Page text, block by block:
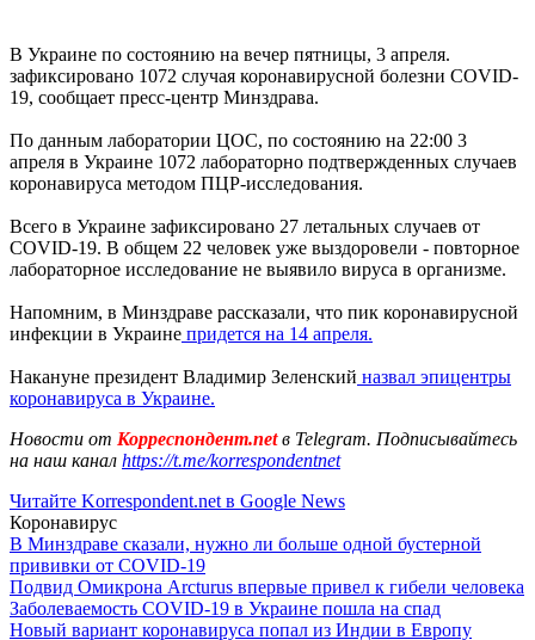
В Украине по состоянию на вечер пятницы, 3 апреля.
зафиксировано 1072 случая коронавирусной болезни COVID-
19, сообщает пресс-центр Минздрава.
По данным лаборатории ЦОС, по состоянию на 22:00 3
апреля в Украине 1072 лабораторно подтвержденных случаев
коронавируса методом ПЦР-исследования.
Всего в Украине зафиксировано 27 летальных случаев от
COVID-19. В общем 22 человек уже выздоровели - повторное
лабораторное исследование не выявило вируса в организме.
Напомним, в Минздраве рассказали, что пик коронавирусной
инфекции в Украине придется на 14 апреля.
Накануне президент Владимир Зеленский назвал эпицентры
коронавируса в Украине.
Новости от Корреспондент.netв Telegram. Подписывайтесь
на наш канал https://t.me/korrespondentnet
Читайте Korrespondent.net в Google News
Коронавирус
В Минздраве сказали, нужно ли больше одной бустерной
прививки от COVID-19
Подвид Омикрона Arcturus впервые привел к гибели человека
Заболеваемость COVID-19 в Украине пошла на спад
Новый вариант коронавируса попал из Индии в Европу